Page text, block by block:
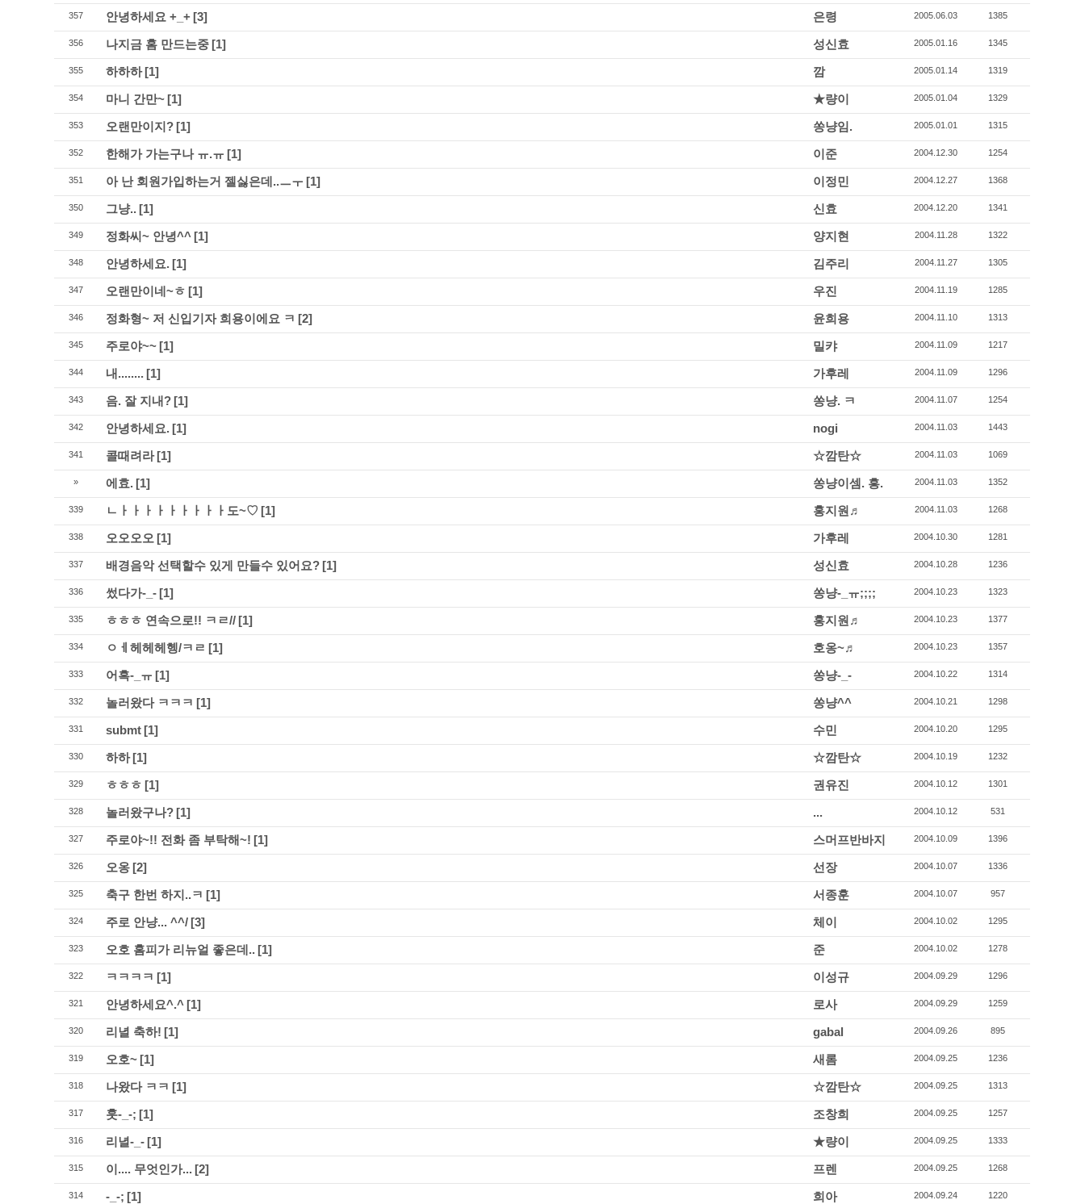
357 안녕하세요 +_+[3] 은령 2005.06.03 1385
356 나지금 홈 만드는중[1] 성신효 2005.01.16 1345
355 하하하[1] 깜 2005.01.14 1319
354 마니 간만~[1] ★량이 2005.01.04 1329
353 오랜만이지?[1] 쏭냥임. 2005.01.01 1315
352 한해가 가는구나 ㅠ.ㅠ [1] 이준 2004.12.30 1254
351 아 난 회원가입하는거 젤싫은데..ㅡㅜ [1] 이정민 2004.12.27 1368
350 그냥..[1] 신효 2004.12.20 1341
349 정화씨~ 안녕^^[1] 양지현 2004.11.28 1322
348 안녕하세요.[1] 김주리 2004.11.27 1305
347 오랜만이네~ㅎ [1] 우진 2004.11.19 1285
346 정화형~ 저 신입기자 희용이에요 ㅋ [2] 윤희용 2004.11.10 1313
345 주로야~~[1] 밀캬 2004.11.09 1217
344 내........[1] 가후레 2004.11.09 1296
343 음. 잘 지내?[1] 쏭냥. ㅋ 2004.11.07 1254
342 안녕하세요.[1] nogi 2004.11.03 1443
341 콜때려라[1] ☆깜탄☆ 2004.11.03 1069
» 에효.[1] 쏭냥이셈. 흥. 2004.11.03 1352
339 ㄴㅏㅏㅏㅏㅏㅏㅏㅏㅏ도~♡ [1] 홍지원♬ 2004.11.03 1268
338 오오오오 [1] 가후레 2004.10.30 1281
337 배경음악 선택할수 있게 만들수 있어요?[1] 성신효 2004.10.28 1236
336 썼다가-_-[1] 쏭냥-_ㅠ;;;; 2004.10.23 1323
335 ㅎㅎㅎ 연속으로!! ㅋㄹ//[1] 홍지원♬ 2004.10.23 1377
334 ㅇㅔ헤헤헤헹/ㅋㄹ [1] 호옹~♬ 2004.10.23 1357
333 어흑-_ㅠ [1] 쏭냥-_- 2004.10.22 1314
332 놀러왔다 ㅋㅋㅋ [1] 쏭냥^^ 2004.10.21 1298
331 submt[1] 수민 2004.10.20 1295
330 하하[1] ☆깜탄☆ 2004.10.19 1232
329 ㅎㅎㅎ [1] 권유진 2004.10.12 1301
328 놀러왔구나?[1] ... 2004.10.12 531
327 주로야~!! 전화 좀 부탁해~! [1] 스머프반바지 2004.10.09 1396
326 오옹[2] 선장 2004.10.07 1336
325 축구 한번 하지..ㅋ [1] 서종훈 2004.10.07 957
324 주로 안냥... ^^/[3] 체이 2004.10.02 1295
323 오호 홈피가 리뉴얼 좋은데..[1] 준 2004.10.02 1278
322 ㅋㅋㅋㅋ [1] 이성규 2004.09.29 1296
321 안녕하세요^.^[1] 로사 2004.09.29 1259
320 리녈 축하! [1] gabal 2004.09.26 895
319 오호~[1] 새롬 2004.09.25 1236
318 나왔다 ㅋㅋ [1] ☆깜탄☆ 2004.09.25 1313
317 훗-_-; [1] 조창희 2004.09.25 1257
316 리녈-_-[1] ★량이 2004.09.25 1333
315 이.... 무엇인가...[2] 프렌 2004.09.25 1268
314 -_-; [1] 희아 2004.09.24 1220